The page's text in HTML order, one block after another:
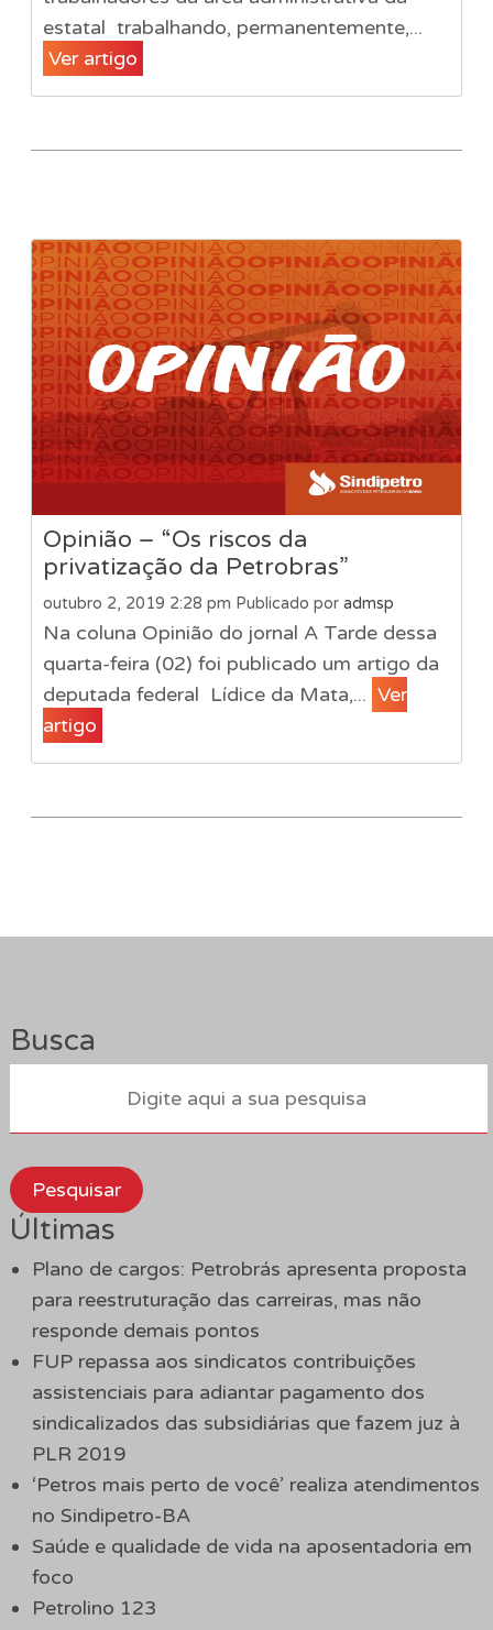
estatal trabalhando, permanentemente,...
Ver artigo
Opinião – “Os riscos da
privatização da Petrobras”
outubro 2, 2019 2:28 pm Publicado por admsp
Na coluna Opinião do jornal A Tarde dessa
quarta-feira (02) foi publicado um artigo da
deputada federal Lídice da Mata,... Ver
artigo
Busca
Pesquisar
Últimas
Plano de cargos: Petrobrás apresenta proposta
para reestruturação das carreiras, mas não
responde demais pontos
FUP repassa aos sindicatos contribuições
assistenciais para adiantar pagamento dos
sindicalizados das subsidiárias que fazem juz à
PLR 2019
‘Petros mais perto de você’ realiza atendimentos
no Sindipetro-BA
Saúde e qualidade de vida na aposentadoria em
foco
Petrolino 123